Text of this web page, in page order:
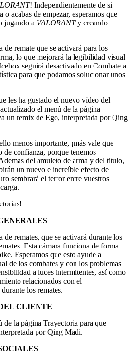
! Independientemente de si
o acabas de empezar, esperamos que
jugando a VALORANTy creando
de remate que se activará para los
lo que mejorará la legibilidad visual
seguirá desactivado en Combate a
para que podamos solucionar unos
les ha gustado el nuevo vídeo del
el menú de la página
un remix de Ego, interpretada por Qing
menos importante, ¡más vale que
de confianza, porque tenemos
del amuleto de arma y del título,
un nuevo e increíble efecto de
sembrará el terror entre vuestros
de remates, que se activará durante los
Esta cámara funciona de forma
Esperamos que esto ayude a
de los combates y con los problemas
a luces intermitentes, así como
relacionados con el
los remates.
CLIENTE
de la página Trayectoria para que
por Qing Madi.